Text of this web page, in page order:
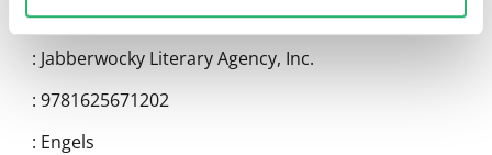
:Charlaine Harris
: Jabberwocky Literary Agency, Inc.
: 9781625671202
: Engels